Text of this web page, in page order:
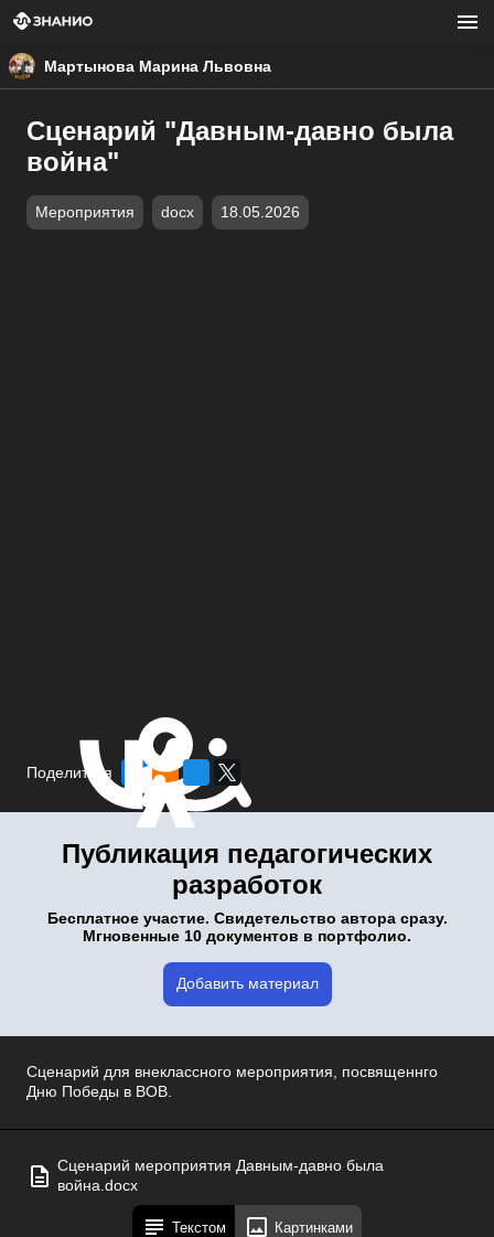
Мартынова Марина Львовна
Сценарий "Давным-давно была
война"
Мероприятия docx 18.05.2026
Поделиться
Публикация педагогических
разработок
Бесплатное участие. Свидетельство автора сразу.
Мгновенные 10 документов в портфолио.
Добавить материал
Сценарий для внеклассного мероприятия, посвященнго
Дню Победы в ВОВ.
Сценарий мероприятия Давным-давно была
война.docx
Текстом Картинками